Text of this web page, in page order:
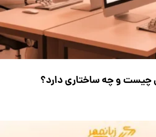
چیست و چه ساختاری دارد؟